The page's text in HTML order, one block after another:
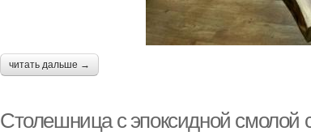
читать дальше →
Столешница с эпоксидной